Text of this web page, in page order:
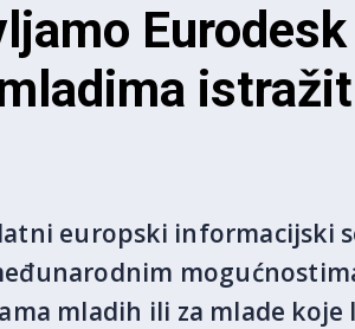
europski informacijski
mladih ili za mlade